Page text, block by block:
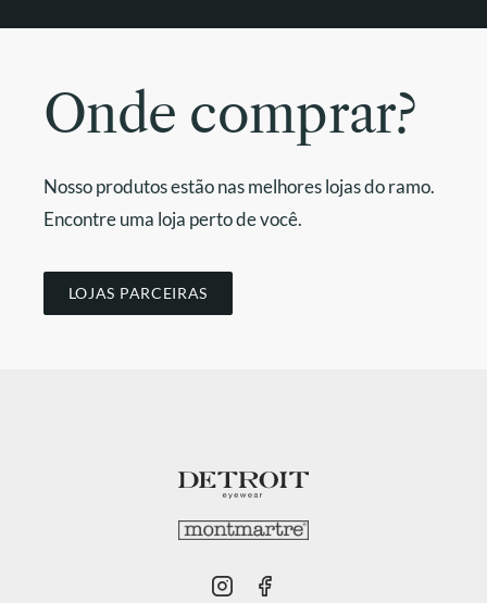
Onde comprar?
Nosso produtos estão nas melhores lojas do ramo.
Encontre uma loja perto de você.
LOJAS PARCEIRAS